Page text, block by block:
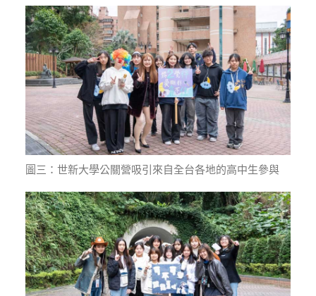
圖三：世新大學公關營吸引來自全台各地的高中生參與